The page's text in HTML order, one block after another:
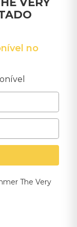
no
The Very